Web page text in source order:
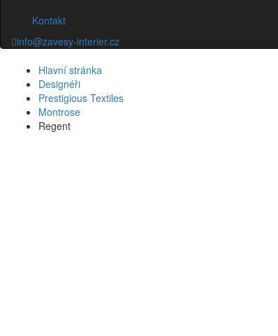
Kontakt
info@zavesy-interier.cz
Hlavní stránka
Designéři
Prestigious Textiles
Montrose
Regent